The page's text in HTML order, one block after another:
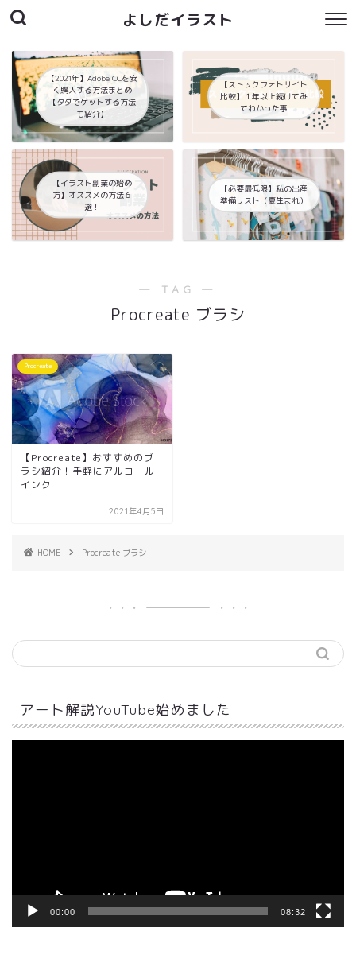
よしだイラスト
【2021年】Adobe CCを安
く購入する方法まとめ
【タダでゲットする方法
も紹介】
【ストックフォトサイト
比較】１年以上続けてみ
てわかった事
【イラスト副業の始め
方】オススメの方法６
選！
【必要最低限】私の出産
準備リスト（夏生まれ）
― TAG ―
Procreate ブラシ
Procreate
【Procreate】おすすめのブ
ラシ紹介！手軽にアルコール
インク
2021年4月5日
HOME Procreate ブラシ
アート解説YouTube始めました
00:00 08:32